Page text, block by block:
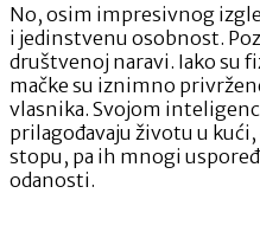
No, osim impresivnog
i jedinstvenu osobnost.
društvenoj naravi. Iako su
mačke su iznimno
vlasnika. Svojom
prilagođavaju životu u
stopu, pa ih mnogi
odanosti.